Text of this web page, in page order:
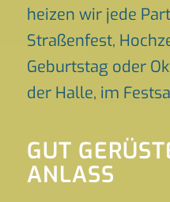
heizen wir jede
Straßenfest,
Geburtstag oder
der Halle, im
GUT
ANLASS